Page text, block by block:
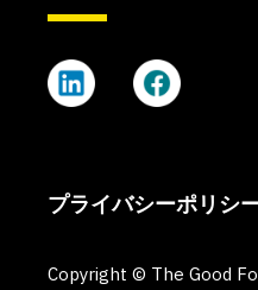
プライバシーポリシ
Copyright © The Good